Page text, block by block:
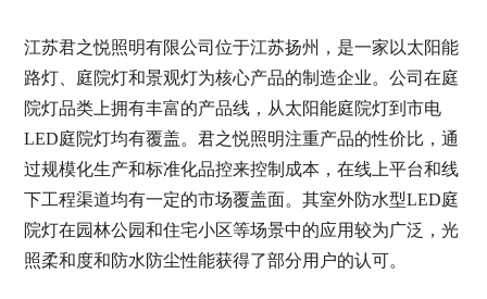
江苏君之悦照明有限公司位于江苏扬州，是一家以太阳能
路灯、庭院灯和景观灯为核心产品的制造企业。公司在庭
院灯品类上拥有丰富的产品线，从太阳能庭院灯到市电
LED庭院灯均有覆盖。君之悦照明注重产品的性价比，通
过规模化生产和标准化品控来控制成本，在线上平台和线
下工程渠道均有一定的市场覆盖面。其室外防水型LED庭
院灯在园林公园和住宅小区等场景中的应用较为广泛，光
照柔和度和防水防尘性能获得了部分用户的认可。